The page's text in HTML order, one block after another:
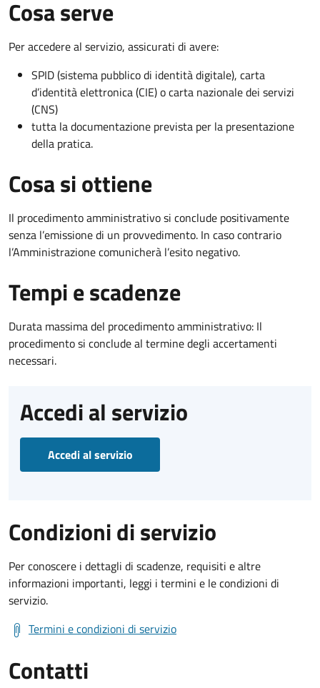
Cosa serve
Per accedere al servizio, assicurati di avere:
SPID (sistema pubblico di identità digitale), carta
d’identità elettronica (CIE) o carta nazionale dei servizi
(CNS)
tutta la documentazione prevista per la presentazione
della pratica.
Cosa si ottiene
Il procedimento amministrativo si conclude positivamente
senza l’emissione di un provvedimento. In caso contrario
l’Amministrazione comunicherà l’esito negativo.
Tempi e scadenze
Durata massima del procedimento amministrativo: Il
procedimento si conclude al termine degli accertamenti
necessari.
Accedi al servizio
Accedi al servizio
Condizioni di servizio
Per conoscere i dettagli di scadenze, requisiti e altre
informazioni importanti, leggi i termini e le condizioni di
servizio.
Termini e condizioni di servizio
Contatti